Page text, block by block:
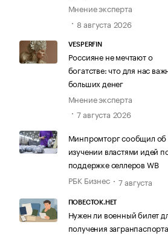
Мнение эксперта
8 августа 2026
VESPERFIN
Россияне не мечтают о
богатстве: что для нас
больших денег
Мнение эксперта
7 августа 2026
Минпромторг сообщил об
изучении властями идей
поддержке селлеров WB
РБК Бизнес
7 августа
ПОВЕСТОК.НЕТ
Нужен ли военный билет
получения загранпаспорта